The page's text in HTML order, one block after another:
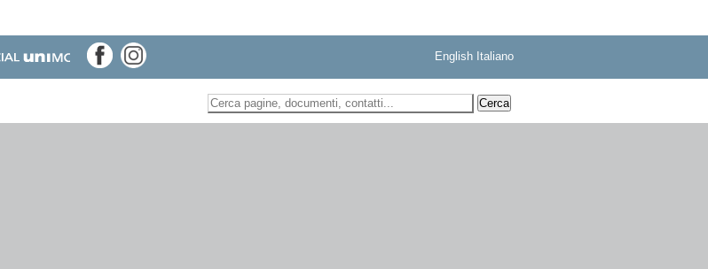
English Italiano
Inserire il termine di ricerca